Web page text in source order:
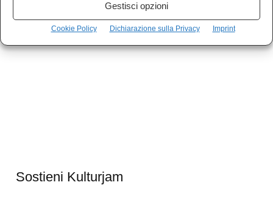
Gestisci opzioni
Cookie Policy Dichiarazione sulla Privacy Imprint
Sostieni Kulturjam